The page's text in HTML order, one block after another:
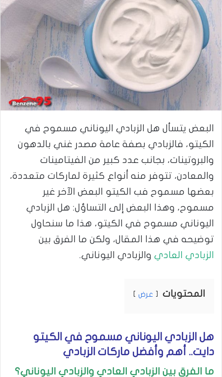
البعض يتسأل هل الزبادي اليوناني مسموح في
الكيتو، فالزبادي بصفة عامة مصدر غني بالدهون
والبروتينات، بجانب عدد كبير من الفيتامينات
والمعادن، تتوفر منه أنواع كثيرة لماركات متعددة،
بعضها مسموح فب الكيتو البعض الآخر غير
مسموح، وهذا البعض إلى التساؤل: هل الزبادي
اليوناني مسموح في الكيتو، هذا ما سنحاول
توضيحه في هذا المقال، ولكن ما الفرق بين
الزبادي العادي والزبادي اليوناني.
المحتويات عرض
هل الزبادي اليوناني مسموح في الكيتو
دايت.. أهم وأفضل ماركات الزبادي
ما الفرق بين الزبادي العادي والزبادي اليوناني؟